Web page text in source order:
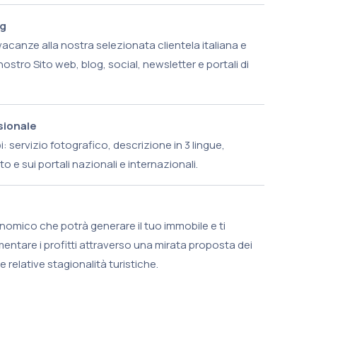
alla nostra selezionata clientela italiana e
Sito web, blog, social, newsletter e portali di
servizio fotografico, descrizione in 3 lingue,
e sui portali nazionali e internazionali.
che potrà generare il tuo immobile e ti
i profitti attraverso una mirata proposta dei
relative stagionalità turistiche.